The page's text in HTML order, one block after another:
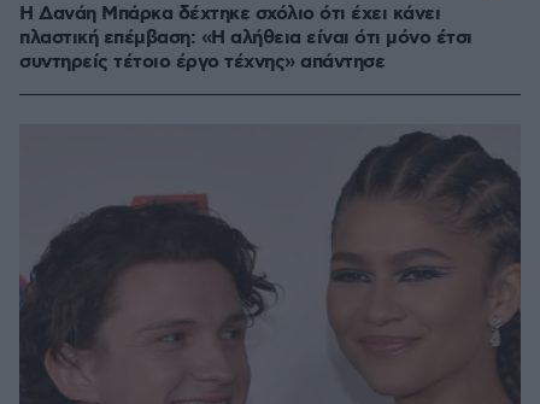
Η Δανάη Μπάρκα δέχτηκε σχόλιο ότι έχει κάνει
πλαστική επέμβαση: «Η αλήθεια είναι ότι μόνο έτσι
συντηρείς τέτοιο έργο τέχνης» απάντησε